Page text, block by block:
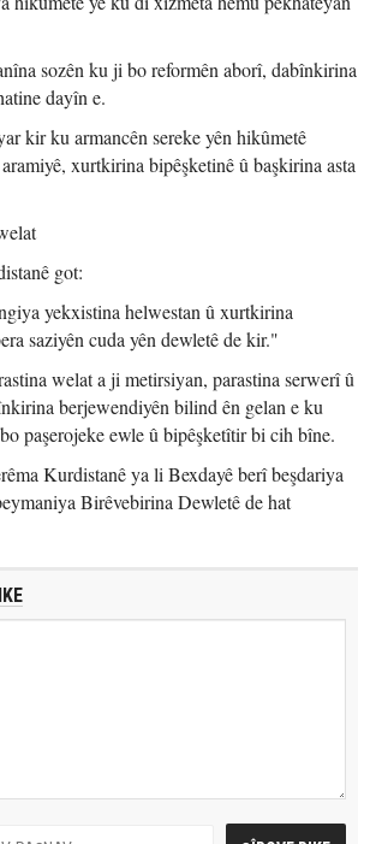
sozên ku ji bo reformên aborî, dabînkirina
dayîn e.
kir ku armancên sereke yên hikûmetê
xurtkirina bipêşketinê û başkirina asta
got:
yekxistina helwestan û xurtkirina
saziyên cuda yên dewletê de kir."
welat a ji metirsiyan, parastina serwerî û
berjewendiyên bilind ên gelan e ku
paşerojeke ewle û bipêşketîtir bi cih bîne.
Kurdistanê ya li Bexdayê berî beşdariya
Birêvebirina Dewletê de hat